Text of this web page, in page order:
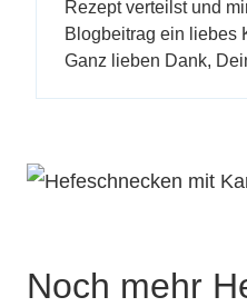
Rezept verteilst und
Blogbeitrag ein liebes
Ganz lieben Dank,
Noch mehr